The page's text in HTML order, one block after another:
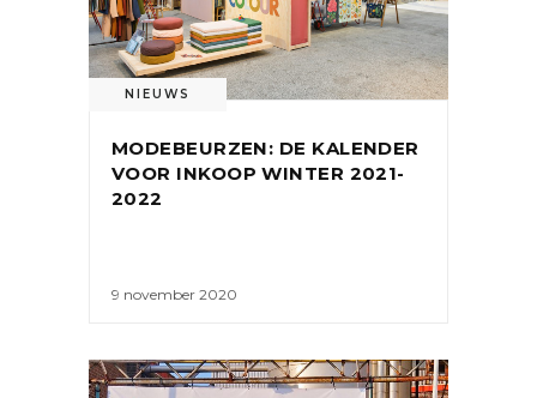
NIEUWS
MODEBEURZEN: DE KALENDER
VOOR INKOOP WINTER 2021-
2022
9 november 2020